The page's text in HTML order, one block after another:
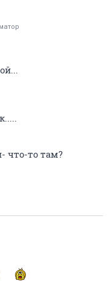
что-то там?